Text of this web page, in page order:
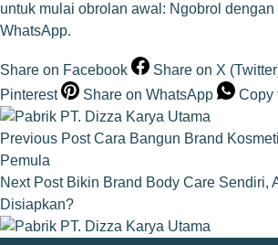
untuk mulai obrolan awal: Ngobrol
WhatsApp.
Share on Facebook Share on X
Pinterest
Share on WhatsApp Copy
Previous Post Cara Bangun Brand
Pemula
Next Post Bikin Brand Body Care Sendiri,
Disiapkan?